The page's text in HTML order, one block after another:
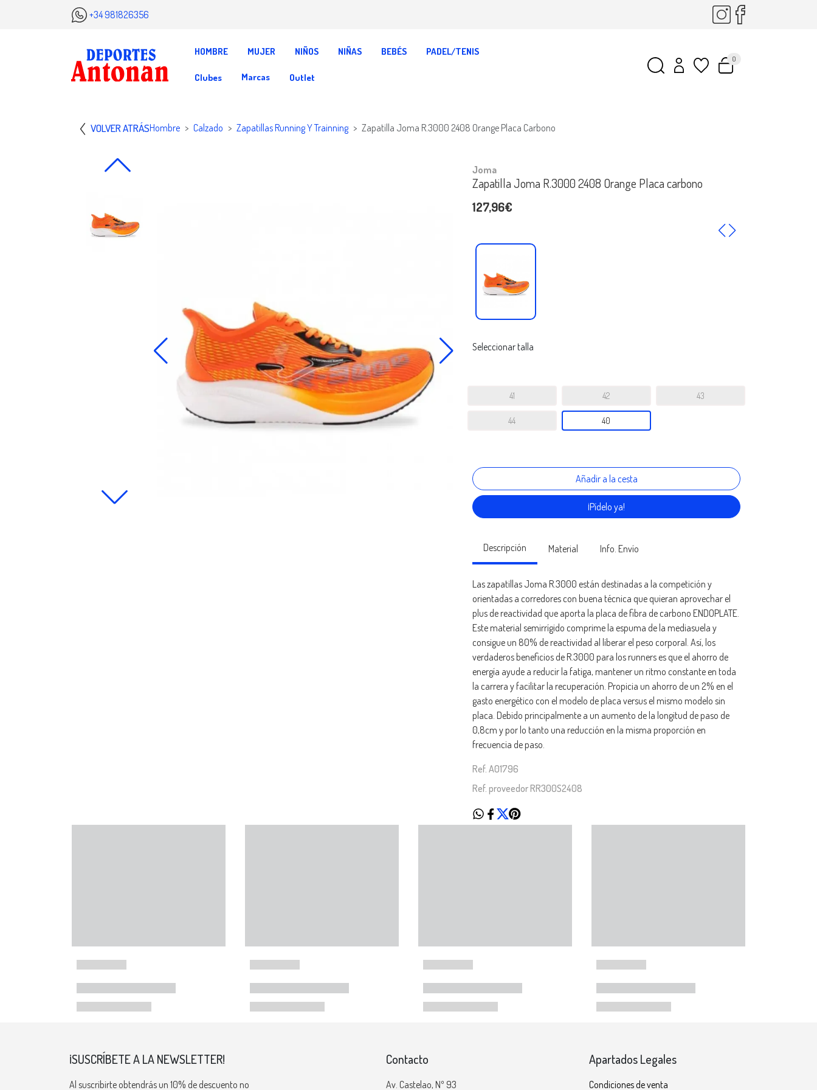
+34 981826356
HOMBRE MUJER NIÑOS NIÑAS BEBÉS PADEL/TENIS
Clubes Marcas Outlet
0
VOLVER ATRÁSHombre Calzado Zapatillas Running Y Trainning Zapatilla Joma R.3000 2408 Orange Placa Carbono
Joma
Zapatilla Joma R.3000 2408 Orange Placa carbono
127,96€
Seleccionar talla
41 42 43
44 40
¡Pídelo ya!
Descripción Material Info. Envío
Las zapatillas Joma R.3000 están destinadas a la competición y
orientadas a corredores con buena técnica que quieran aprovechar el
plus de reactividad que aporta la placa de fibra de carbono ENDOPLATE.
Este material semirrígido comprime la espuma de la mediasuela y
consigue un 80% de reactividad al liberar el peso corporal. Así, los
verdaderos beneficios de R.3000 para los runners es que el ahorro de
energía ayude a reducir la fatiga, mantener un ritmo constante en toda
la carrera y facilitar la recuperación. Propicia un ahorro de un 2% en el
gasto energético con el modelo de placa versus el mismo modelo sin
placa. Debido principalmente a un aumento de la longitud de paso de
0,8cm y por lo tanto una reducción en la misma proporción en
frecuencia de paso.
Ref. A01796
Ref. proveedor RR300S2408
¡SUSCRÍBETE A LA NEWSLETTER!
Al suscribirte obtendrás un 10% de descuento no
Contacto
Av. Castelao, Nº 93
Apartados Legales
Condiciones de venta